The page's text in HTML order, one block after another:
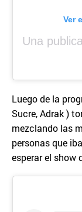
Ver
Luego de la
Sucre, Adrak )
mezclando las
personas que
esperar el show